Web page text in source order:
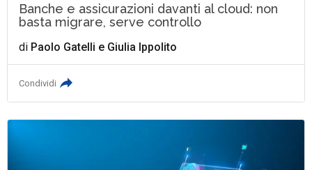
Banche e assicurazioni davanti al cloud: non
basta migrare, serve controllo
di Paolo Gatelli e Giulia Ippolito
Condividi